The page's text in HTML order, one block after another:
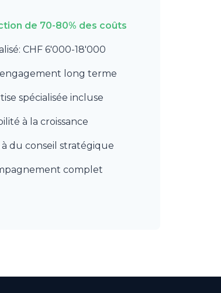
de 70-80% des coûts
CHF 6'000-18'000
long terme
spécialisée incluse
à la croissance
à du conseil stratégique
complet